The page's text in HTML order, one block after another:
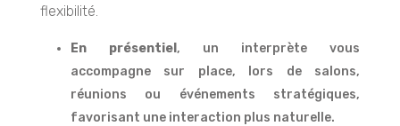
flexibilité.
En présentiel , un interprète vous
accompagne sur place, lors de salons,
réunions ou événements stratégiques,
favorisant une interaction plus naturelle.